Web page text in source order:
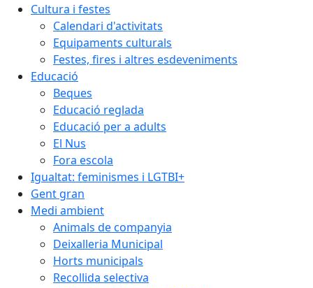
Cultura i festes
Calendari d'activitats
Equipaments culturals
Festes, fires i altres esdeveniments
Educació
Beques
Educació reglada
Educació per a adults
El Nus
Fora escola
Igualtat: feminismes i LGTBI+
Gent gran
Medi ambient
Animals de companyia
Deixalleria Municipal
Horts municipals
Recollida selectiva